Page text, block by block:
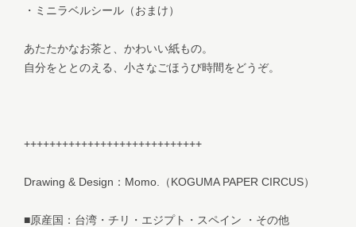
・ミニラベルシール（おまけ）
あたたかなお茶と、かわいい紙もの。
自分をととのえる、小さなごほうび時間をどうぞ。
++++++++++++++++++++++++++++
Drawing & Design：Momo.（KOGUMA PAPER CIRCUS）
■原産国：台湾・チリ・エジプト・スペイン ・その他